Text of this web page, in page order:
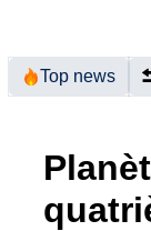
Top news